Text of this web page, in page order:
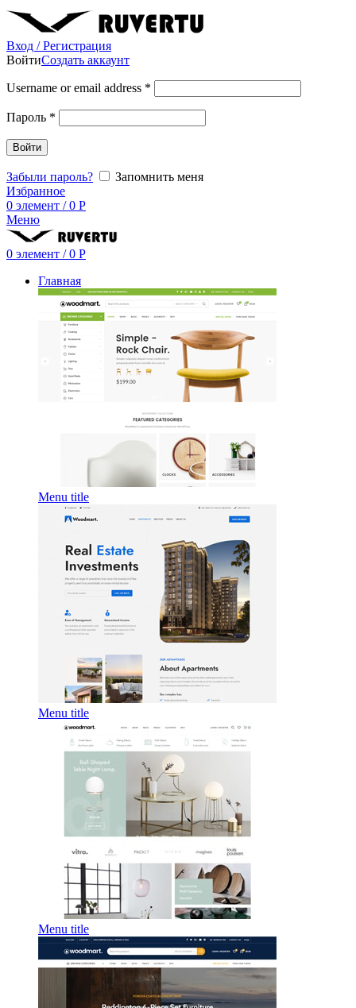
Вход / Регистрация
ВойтиСоздать аккаунт
Username or email address *
Пароль *
Войти
Забыли пароль?
Запомнить меня
Избранное
0 элемент / 0 Р
Меню
0 элемент / 0 Р
Главная
Menu title
Menu title
Menu title